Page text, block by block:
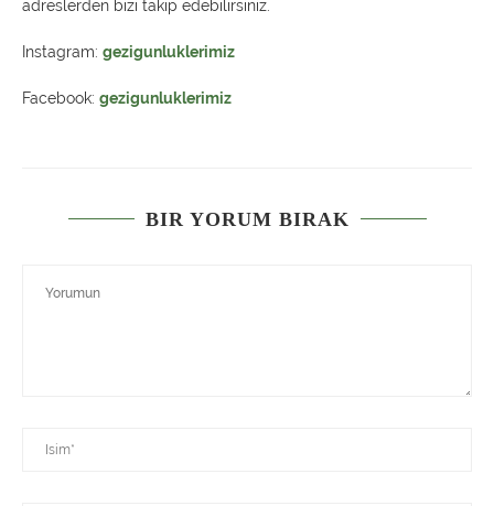
adreslerden bizi takip edebilirsiniz.
Instagram: gezigunluklerimiz
Facebook: gezigunluklerimiz
BIR YORUM BIRAK